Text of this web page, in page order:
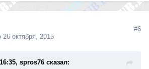
26 октября, 2015
#6
spros76 сказал: